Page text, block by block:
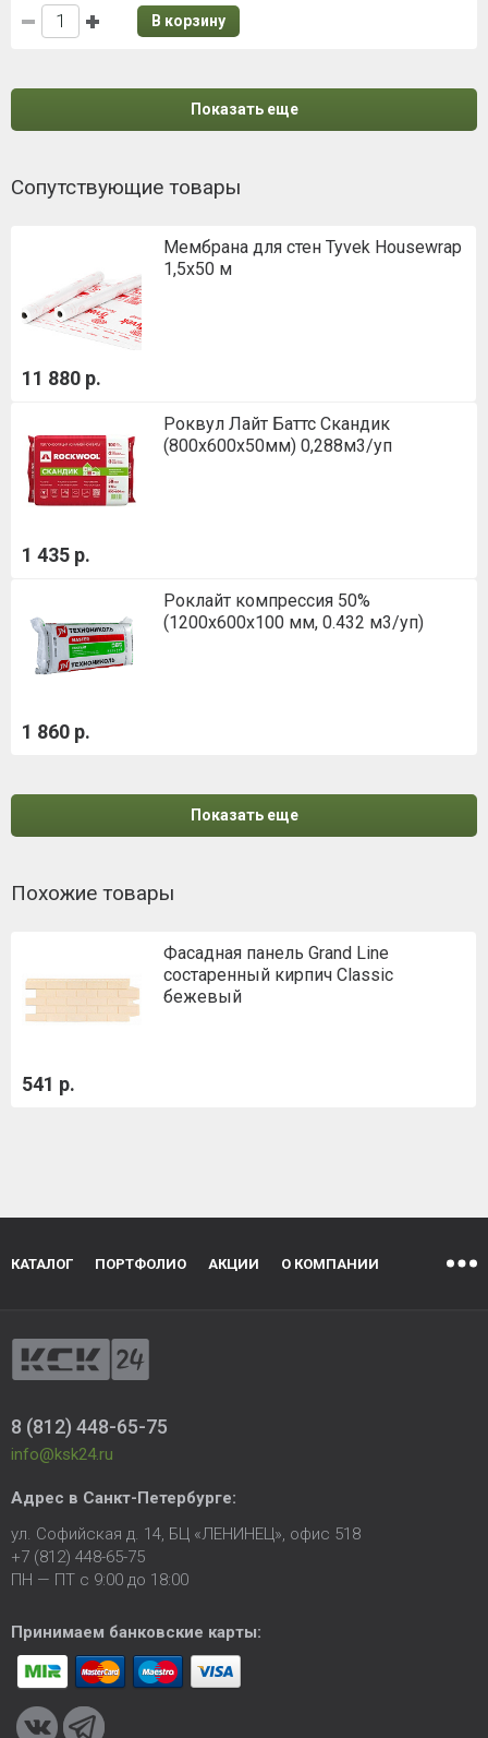
В корзину
Показать еще
Сопутствующие товары
Мембрана для стен Tyvek Housewrap
1,5х50 м
11 880 р.
Роквул Лайт Баттс Скандик
(800х600х50мм) 0,288м3/уп
1 435 р.
Роклайт компрессия 50%
(1200х600х100 мм, 0.432 м3/уп)
1 860 р.
Показать еще
Похожие товары
Фасадная панель Grand Line
состаренный кирпич Classic
бежевый
541 р.
КАТАЛОГ ПОРТФОЛИО АКЦИИ О КОМПАНИИ
8 (812) 448-65-75
info@ksk24.ru
Адрес в Санкт-Петербурге:
ул. Софийская д. 14, БЦ «ЛЕНИНЕЦ», офис 518
+7 (812) 448-65-75
ПН — ПТ с 9:00 до 18:00
Принимаем банковские карты: